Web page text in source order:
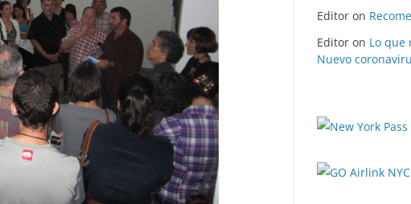
Editor on
Editor on Lo que
Nuevo